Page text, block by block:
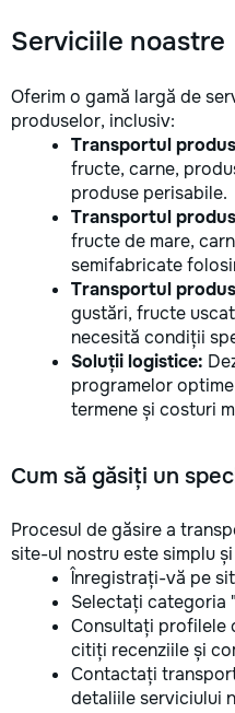
Serviciile noastre
Oferim o gamă largă de
produselor, inclusiv:
Transportul
fructe, carne,
produse perisabile.
Transportul
fructe de mare,
semifabricate
Transportul
gustări, fructe
necesită condiții
Soluții logistice:
programelor
termene și costuri
Cum să găsiți un
Procesul de găsire a
site-ul nostru este simplu
Înregistrați-vă pe
Selectați categoria
Consultați profilele
citiți recenziile și
Contactați
detaliile serviciului